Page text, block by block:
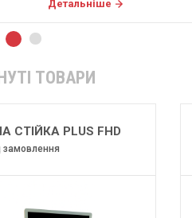
ТОВАРИ
СТІЙКА PLUS FHD
замовлення